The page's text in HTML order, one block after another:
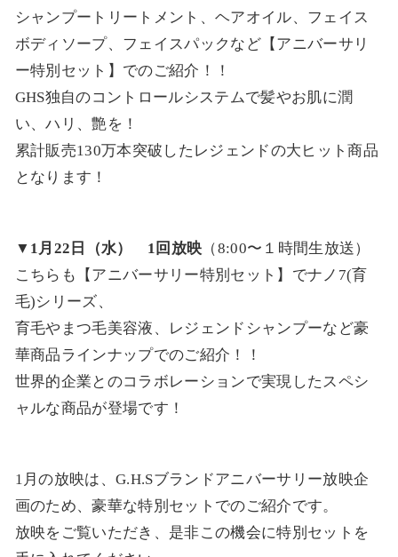
シャンプートリートメント、ヘアオイル、フェイス
ボディソープ、フェイスパックなど【アニバーサリ
ー特別セット】でのご紹介！！
GHS独自のコントロールシステムで髪やお肌に潤
い、ハリ、艶を！
累計販売130万本突破したレジェンドの大ヒット商品
となります！
▼1月22日（水） 1回放映 （8:00〜１時間生放送）
こちらも【アニバーサリー特別セット】でナノ7(育
毛)シリーズ、
育毛やまつ毛美容液、レジェンドシャンプーなど豪
華商品ラインナップでのご紹介！！
世界的企業とのコラボレーションで実現したスペシ
ャルな商品が登場です！
1月の放映は、G.H.Sブランドアニバーサリー放映企
画のため、豪華な特別セットでのご紹介です。
放映をご覧いただき、是非この機会に特別セットを